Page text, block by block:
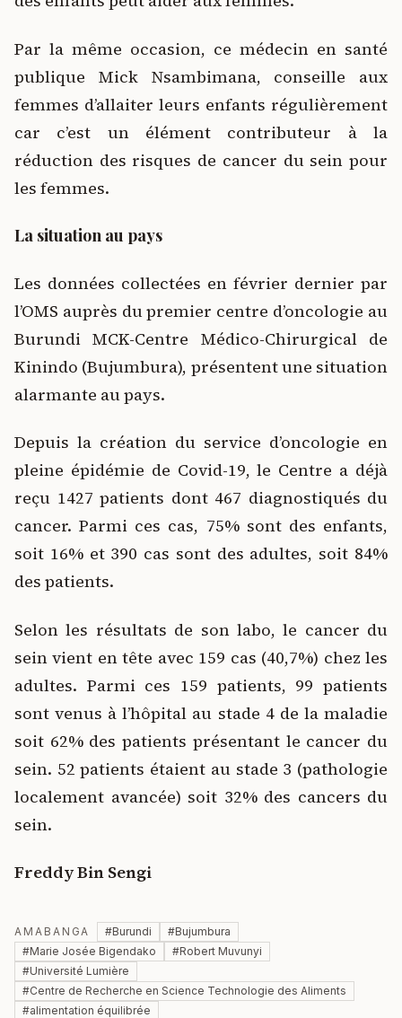
Par la même occasion, ce médecin en santé
publique Mick Nsambimana, conseille aux
femmes d’allaiter leurs enfants régulièrement
car c’est un élément contributeur à la
réduction des risques de cancer du sein pour
les femmes.
La situation au pays
Les données collectées en février dernier par
l’OMS auprès du premier centre d’oncologie au
Burundi MCK-Centre Médico-Chirurgical de
Kinindo (Bujumbura), présentent une situation
alarmante au pays.
Depuis la création du service d’oncologie en
pleine épidémie de Covid-19, le Centre a déjà
reçu 1427 patients dont 467 diagnostiqués du
cancer. Parmi ces cas, 75% sont des enfants,
soit 16% et 390 cas sont des adultes, soit 84%
des patients.
Selon les résultats de son labo, le cancer du
sein vient en tête avec 159 cas (40,7%) chez les
adultes. Parmi ces 159 patients, 99 patients
sont venus à l’hôpital au stade 4 de la maladie
soit 62% des patients présentant le cancer du
sein. 52 patients étaient au stade 3 (pathologie
localement avancée) soit 32% des cancers du
sein.
Freddy Bin Sengi
AMABANGA #Burundi #Bujumbura
#Marie Josée Bigendako #Robert Muvunyi
#Université Lumière
#Centre de Recherche en Science Technologie des Aliments
#alimentation équilibrée